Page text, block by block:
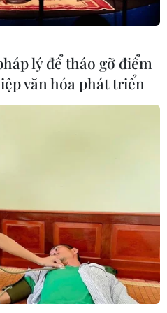
VIỆT NAM
THỊ TÁM, KHÚC THANH
Quy định sử dụng
Hỗ trợ
TTXVN
Quảng cáo
lý để tháo gỡ điểm
văn hóa phát triển